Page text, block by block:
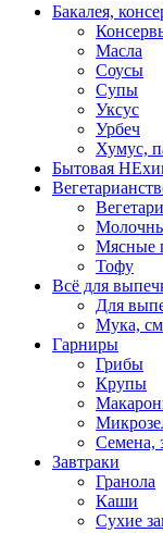
Бакалея,
Масла
Соусы
Супы
Уксус
Урбеч
Хумус,
Бытовая
Мясные
Тофу
Всё для
Для
Мука,
Гарниры
Грибы
Крупы
Семена,
Завтраки
Гранола
Каши
Сухие